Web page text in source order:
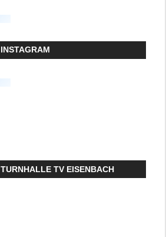
INSTAGRAM
TURNHALLE TV EISENBACH